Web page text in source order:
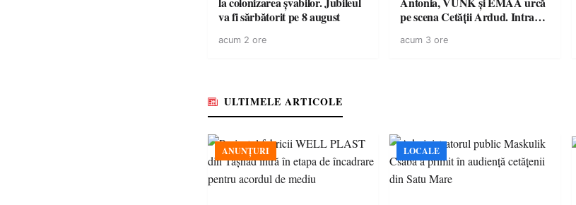
va fi sărbătorit pe 8 august
acum 2 ore
pe scena Cetății Ardud. Intrarea
acum 3 ore
ULTIMELE ARTICOLE
ANUNȚURI LOCALE